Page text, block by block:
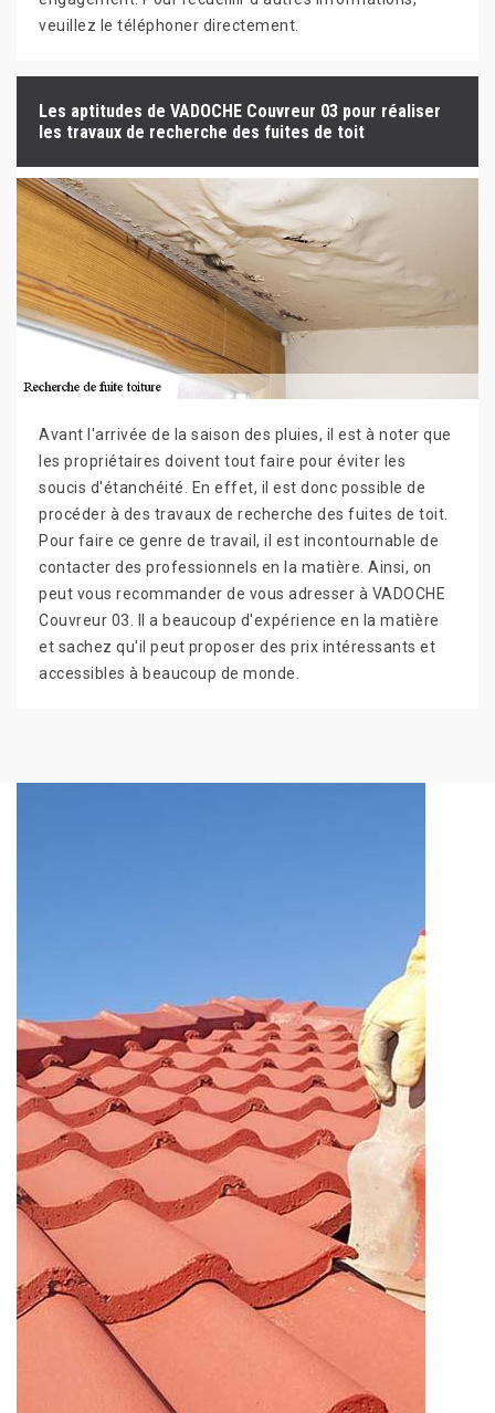
veuillez le téléphoner directement.
Les aptitudes de VADOCHE Couvreur 03 pour réaliser
les travaux de recherche des fuites de toit
Avant l'arrivée de la saison des pluies, il est à noter que
les propriétaires doivent tout faire pour éviter les
soucis d'étanchéité. En effet, il est donc possible de
procéder à des travaux de recherche des fuites de toit.
Pour faire ce genre de travail, il est incontournable de
contacter des professionnels en la matière. Ainsi, on
peut vous recommander de vous adresser à VADOCHE
Couvreur 03. Il a beaucoup d'expérience en la matière
et sachez qu'il peut proposer des prix intéressants et
accessibles à beaucoup de monde.